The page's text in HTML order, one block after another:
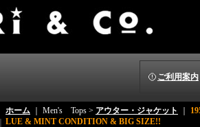
ご利用案内
ホーム ｜ Men's Tops > アウター・ジャケット
LUE & MINT CONDITION & BIG SIZE!!